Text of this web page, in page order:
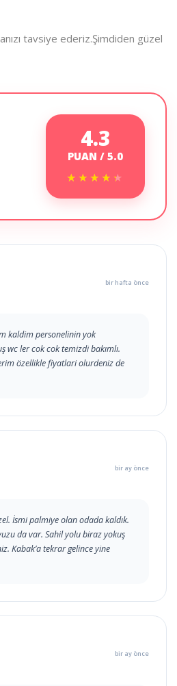
tavsiye ederiz.Şimdiden güzel
4.3
PUAN / 5.0
★★★★★
★★★★★
bir hafta önce
kaldim personelinin yok
wc ler cok cok temizdi bakımlı.
özellikle fiyatlari olurdeniz de
bir ay önce
İsmi palmiye olan odada kaldık.
da var. Sahil yolu biraz yokuş
Kabak’a tekrar gelince yine
bir ay önce